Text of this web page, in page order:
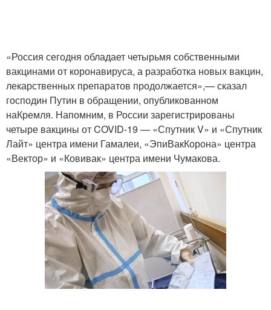
«Россия сегодня обладает четырьмя собственными
вакцинами от коронавируса, а разработка новых вакцин,
лекарственных препаратов продолжается»,— сказал
господин Путин в обращении, опубликованном
наКремля. Напомним, в России зарегистрированы
четыре вакцины от COVID-19 — «Спутник V» и «Спутник
Лайт» центра имени Гамалеи, «ЭпиВакКорона» центра
«Вектор» и «Ковивак» центра имени Чумакова.